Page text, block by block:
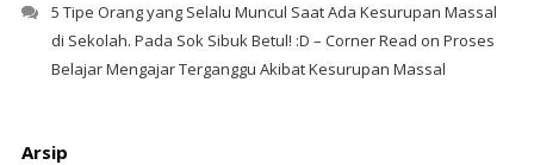
5 Tipe Orang yang Selalu Muncul Saat Ada Kesurupan Massal
di Sekolah. Pada Sok Sibuk Betul! :D – Corner Read on Proses
Belajar Mengajar Terganggu Akibat Kesurupan Massal
Arsip